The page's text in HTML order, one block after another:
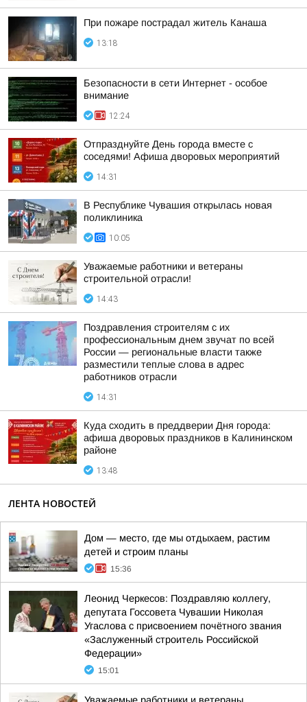
При пожаре пострадал житель Канаша
13:18
Безопасности в сети Интернет - особое
внимание
12:24
Отпразднуйте День города вместе с
соседями! Афиша дворовых мероприятий
14:31
В Республике Чувашия открылась новая
поликлиника
10:05
Уважаемые работники и ветераны
строительной отрасли!
14:43
Поздравления строителям с их
профессиональным днем звучат по всей
России — региональные власти также
разместили теплые слова в адрес
работников отрасли
14:31
Куда сходить в преддверии Дня города:
афиша дворовых праздников в Калининском
районе
13:48
ЛЕНТА НОВОСТЕЙ
Дом — место, где мы отдыхаем, растим
детей и строим планы
15:36
Леонид Черкесов: Поздравляю коллегу,
депутата Госсовета Чувашии Николая
Угаслова с присвоением почётного звания
«Заслуженный строитель Российской
Федерации»
15:01